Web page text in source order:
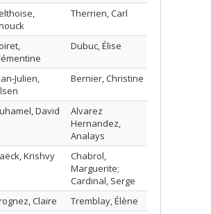
Therrien, Carl
Dubuc, Élise
Julien,
Bernier, Christine
David
Alvarez
Hernandez,
Analays
Krishvy
Chabrol,
Marguerite;
Cardinal, Serge
Claire
Tremblay, Élène